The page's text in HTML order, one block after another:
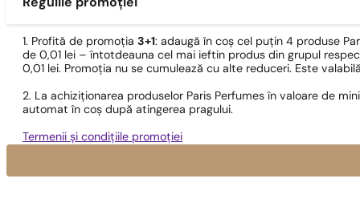
Regulile promoției
1. Profită de promoția 3+1: adaugă în coș cel puțin 4 produse
de 0,01 lei – întotdeauna cel mai ieftin produs din grupul
0,01 lei. Promoția nu se cumulează cu alte reduceri. Este
2. La achiziționarea produselor Paris Perfumes în valoare de
automat în coș după atingerea pragului.
Termenii și condițiile promoției